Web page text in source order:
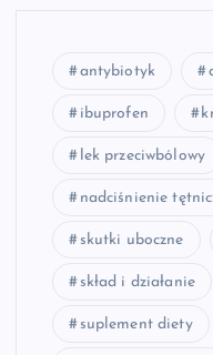
antybiotyk
ibuprofen
lek przeciwbólowy
nadciśnienie
skutki uboczne
skład i działanie
suplement diety